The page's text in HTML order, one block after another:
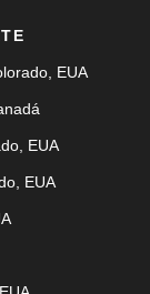
EUA
EUA
EUA